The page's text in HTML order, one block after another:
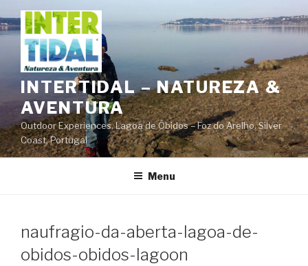
Saltar
para
conteúdo
INTERTIDAL – NATUREZA &
AVENTURA
Outdoor Experiences. Lagoa de Óbidos – Foz do Arelho. Silver
Coast, Portugal
Menu
naufragio-da-aberta-lagoa-de-
obidos-obidos-lagoon